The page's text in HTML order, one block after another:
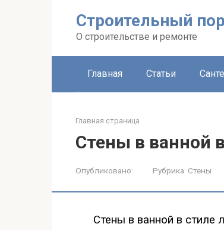
Строительный
О строительстве и ремонте
Главная Статьи
Главная страница
Стены в ванной
Опубликовано: Рубрика: Стены
Стены в ванной в стиле